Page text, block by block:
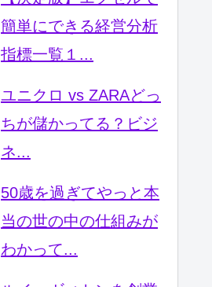
簡単にできる経営分析
指標一覧１...
ユニクロ vs ZARAどっ
ちが儲かってる？ビジ
ネ...
50歳を過ぎてやっと本
当の世の中の仕組みが
わかって...